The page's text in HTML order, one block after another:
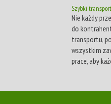
Szybki
Nie każdy
do
transportu,
wszystkim
prace, aby